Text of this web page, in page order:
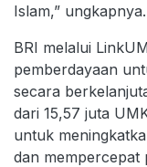
Islam,” ungkapnya.
BRI melalui
pemberdayaan
secara
dari 15,57 juta
untuk
dan mempercepat